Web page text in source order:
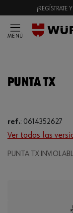
¡REGÍSTRATE
MENÚ
PUNTA TX
ref.: 0614352627
Ver todas las
PUNTA TX